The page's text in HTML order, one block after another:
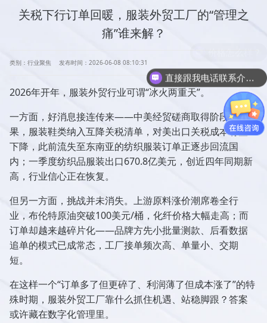
关税下行订单回暖，服装外贸工厂的“管理之
痛”谁来解？
类别：行业聚焦 发布时间：2026-06-08 08:10:31
2026年开年，服装外贸行业可谓“冰火两重天”。
一方面，好消息接连传来——中美经贸磋商取得阶段性成
果，服装鞋类纳入互降关税清单，对美出口关税成本有望
下降，此前流失至东南亚的纺织服装订单正逐步回流国
内；一季度纺织品服装出口670.8亿美元，创近四年同期新
高，行业信心正在恢复。
但另一方面，挑战并未消失。上游原料涨价潮席卷全行
业，布伦特原油突破100美元/桶，化纤价格大幅走高；而
订单却越来越碎片化——品牌方先小批量测款、后看数据
追单的模式已成常态，工厂接单频次高、单量小、交期
短。
在这样一个“订单多了但更碎了、利润薄了但成本涨了”的特
殊时期，服装外贸工厂靠什么抓住机遇、站稳脚跟？答案
或许藏在数字化管理里。